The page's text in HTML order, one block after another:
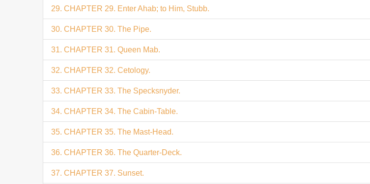
29. CHAPTER 29. Enter Ahab; to Him, Stubb.
30. CHAPTER 30. The Pipe.
31. CHAPTER 31. Queen Mab.
32. CHAPTER 32. Cetology.
33. CHAPTER 33. The Specksnyder.
34. CHAPTER 34. The Cabin-Table.
35. CHAPTER 35. The Mast-Head.
36. CHAPTER 36. The Quarter-Deck.
37. CHAPTER 37. Sunset.